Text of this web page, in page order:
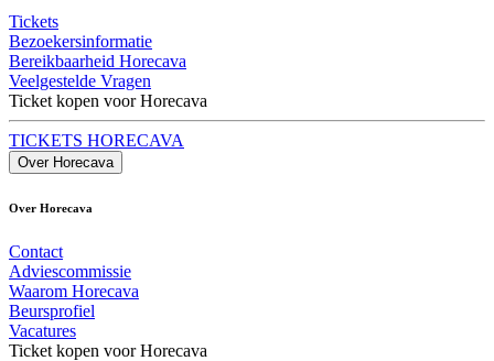
Tickets
Bezoekersinformatie
Bereikbaarheid Horecava
Veelgestelde Vragen
Ticket kopen voor Horecava
TICKETS HORECAVA
Over Horecava
Over Horecava
Contact
Adviescommissie
Waarom Horecava
Beursprofiel
Vacatures
Ticket kopen voor Horecava